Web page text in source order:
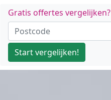
Gratis offertes vergelijken?
Start vergelijken!